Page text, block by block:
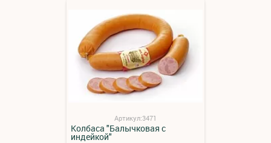
Артикул:3471
Колбаса "Балычковая с
индейкой"